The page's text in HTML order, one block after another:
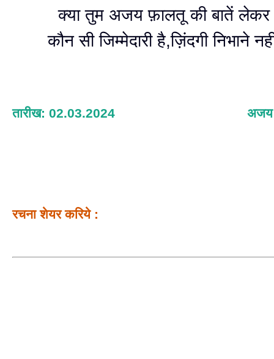
क्या तुम अजय फ़ालतू की बातें लेकर
कौन सी जिम्मेदारी है,ज़िंदगी निभाने
तारीख: 02.03.2024 अजय
रचना शेयर करिये :